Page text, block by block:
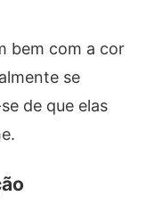
bem com a cor
se
de que elas